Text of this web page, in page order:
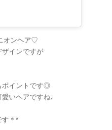
オンヘア♡
ザインですが
ポイントです◎
いヘアですね♩
す＊*